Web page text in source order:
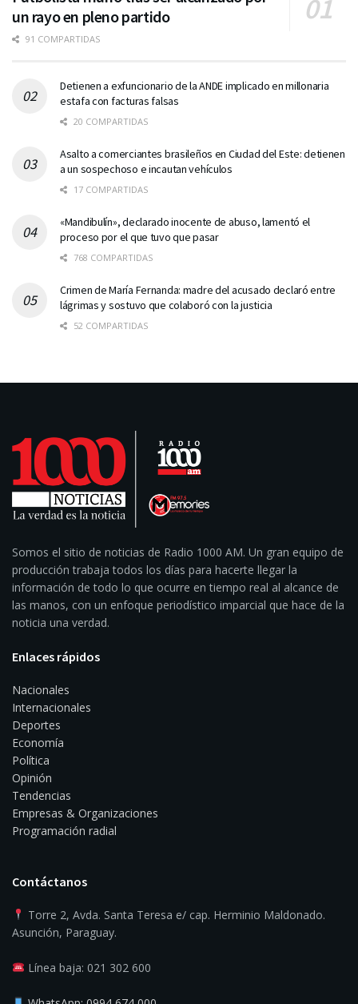
un rayo en pleno partido
91 COMPARTIDAS
Detienen a exfuncionario de la ANDE implicado en millonaria
estafa con facturas falsas
20 COMPARTIDAS
Asalto a comerciantes brasileños en Ciudad del Este: detienen
a un sospechoso e incautan vehículos
17 COMPARTIDAS
«Mandibulín», declarado inocente de abuso, lamentó el
proceso por el que tuvo que pasar
768 COMPARTIDAS
Crimen de María Fernanda: madre del acusado declaró entre
lágrimas y sostuvo que colaboró con la justicia
52 COMPARTIDAS
Somos el sitio de noticias de Radio 1000 AM. Un gran equipo de
producción trabaja todos los días para hacerte llegar la
información de todo lo que ocurre en tiempo real al alcance de
las manos, con un enfoque periodístico imparcial que hace de la
noticia una verdad.
Enlaces rápidos
Nacionales
Internacionales
Deportes
Economía
Política
Opinión
Tendencias
Empresas & Organizaciones
Programación radial
Contáctanos
Torre 2, Avda. Santa Teresa e/ cap. Herminio Maldonado.
Asunción, Paraguay.
Línea baja: 021 302 600